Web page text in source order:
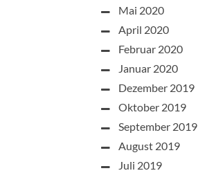
Mai 2020
April 2020
Februar 2020
Januar 2020
Dezember 2019
Oktober 2019
September 2019
August 2019
Juli 2019